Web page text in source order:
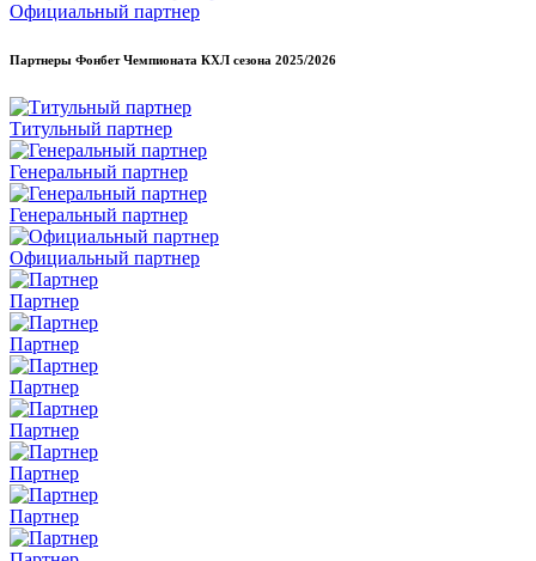
Официальный партнер
Партнеры Фонбет Чемпионата КХЛ сезона 2025/2026
Титульный партнер
Генеральный партнер
Генеральный партнер
Официальный партнер
Партнер
Партнер
Партнер
Партнер
Партнер
Партнер